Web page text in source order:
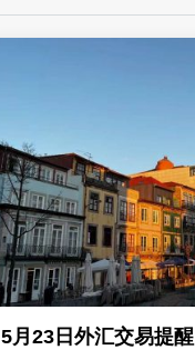
5月23日外汇交易提醒